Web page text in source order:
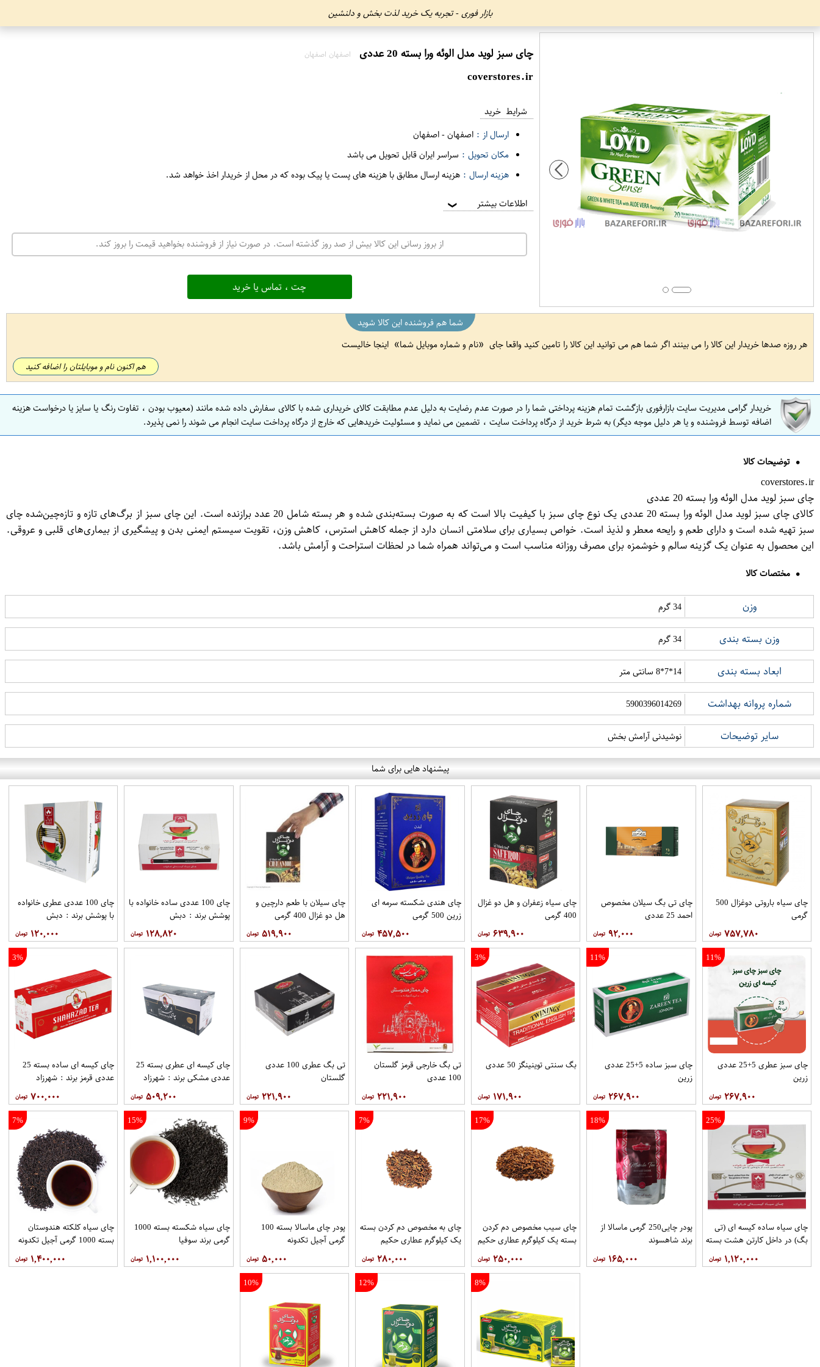
بازار فوری - تجربه یک خرید لذت بخش و دلنشین
چای سبز لوید مدل الوئه ورا بسته 20 عددی اصفهان اصفهان
coverstores.ir
شرایط خرید
ارسال از : اصفهان-اصفهان
مکان تحویل : سراسر ایران قابل تحویل می باشد
هزینه ارسال : هزینه ارسال مطابق با هزینه های پست یا پیک بوده که در محل از خریدار اخذ خواهد شد.
اطلاعات بیشتر ❯
از بروز رسانی این کالا بیش از صد روز گذشته است. در صورت نیاز از فروشنده بخواهید قیمت را بروز کند.
چت ، تماس یا خرید
شما هم فروشنده این کالا شوید
هر روزه صدها خریدار این کالا را می بینند اگر شما هم می توانید این کالا را تامین کنید واقعا جای
نام و شماره موبایل شما اینجا خالیست
هم اکنون نام و موبایلتان را اضافه کنید
خریدار گرامی مدیریت سایت بازارفوری بازگشت تمام هزینه پرداختی شما را در صورت عدم رضایت به دلیل عدم مطابقت کالای خریداری شده با کالای سفارش داده شده مانند (معیوب بودن ، تفاوت رنگ یا سایز یا درخواست هزینه
اضافه توسط فروشنده و یا هر دلیل موجه دیگر) به شرط خرید از درگاه پرداخت سایت ، تضمین می نماید و مسئولیت خریدهایی که خارج از درگاه پرداخت سایت انجام می شوند را نمی پذیرد.
توضیحات کالا
coverstores.ir
چای سبز لوید مدل الوئه ورا بسته 20 عددی
کالای چای سبز لوید مدل الوئه ورا بسته 20 عددی یک نوع چای سبز با کیفیت بالا است که به صورت بسته‌بندی شده و هر بسته شامل 20 عدد برازنده است. این چای سبز از برگ‌های تازه و تازه‌چین‌شده چای
سبز تهیه شده است و دارای طعم و رایحه معطر و لذیذ است. خواص بسیاری برای سلامتی انسان دارد از جمله کاهش استرس، کاهش وزن، تقویت سیستم ایمنی بدن و پیشگیری از بیماری‌های قلبی و عروقی.
این محصول به عنوان یک گزینه سالم و خوشمزه برای مصرف روزانه مناسب است و می‌تواند همراه شما در لحظات استراحت و آرامش باشد.
مختصات کالا
وزن 34 گرم
وزن بسته بندی 34 گرم
ابعاد بسته بندی 14*7*8 سانتی متر
شماره پروانه بهداشت 5900396014269
سایر توضیحات نوشیدنی آرامش بخش
پیشنهاد هایی برای شما
چای سیاه باروتی دوغزال 500
گرمی
۷۵۷,۷۸۰
چای تی بگ سیلان مخصوص
احمد 25 عددی
۹۲,۰۰۰
چای سیاه زعفران و هل دو غزال
400 گرمی
۶۳۹,۹۰۰
چای هندی شکسته سرمه ای
زرین 500 گرمی
۴۵۷,۵۰۰
چای سیلان با طعم دارچین و
هل دو غزال 400 گرمی
۵۱۹,۹۰۰
چای 100 عددی ساده خانواده با
پوشش برند : دبش
۱۲۸,۸۲۰
چای 100 عددی عطری خانواده
با پوشش برند : دبش
۱۲۰,۰۰۰
11%
چای سبز عطری 5+25 عددی
زرین
۲۶۷,۹۰۰
11%
چای سبز ساده 5+25 عددی
زرین
۲۶۷,۹۰۰
3%
بگ سنتی توینینگز 50 عددی
۱۷۱,۹۰۰
تی بگ خارجی قرمز گلستان
100 عددی
۲۲۱,۹۰۰
تی بگ عطری 100 عددی
گلستان
۲۲۱,۹۰۰
چای کیسه ای عطری بسته 25
عددی مشکی برند : شهرزاد
۵۰۹,۲۰۰
3%
چای کیسه ای ساده بسته 25
عددی قرمز برند : شهرزاد
۷۰۰,۰۰۰
25%
چای سیاه ساده کیسه ای (تی
بگ) در داخل کارتن هشت بسته
۱,۱۲۰,۰۰۰
18%
پودر چایی250 گرمی ماسالا از
برند شاهسوند
۱۶۵,۰۰۰
17%
چای سیب مخصوص دم کردن
بسته یک کیلوگرم عطاری حکیم
۲۵۰,۰۰۰
7%
چای به مخصوص دم کردن بسته
یک کیلوگرم عطاری حکیم
۲۸۰,۰۰۰
9%
پودر چای ماسالا بسته 100
گرمی آجیل تکدونه
۵۰,۰۰۰
15%
چای سیاه شکسته بسته 1000
گرمی برند سوفیا
۱,۱۰۰,۰۰۰
7%
چای سیاه کلکته هندوستان
بسته 1000 گرمی آجیل تکدونه
۱,۴۰۰,۰۰۰
8%
12%
10%